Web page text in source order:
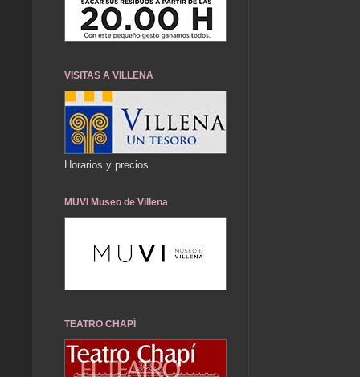
VISITAS A VILLENA
Horarios y precios
MUVI Museo de Villena
TEATRO CHAPÍ